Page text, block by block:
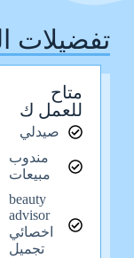
تفضيلات
متاح
للعمل ك
صيدلي
مندوب
مبيعات
beauty
advisor
اخصائي
تجميل